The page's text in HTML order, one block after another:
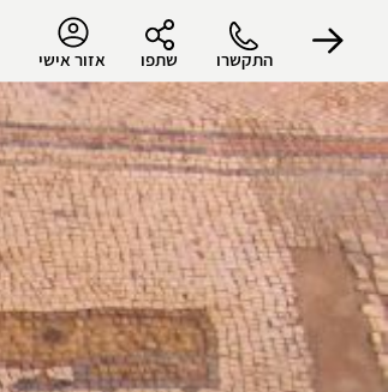
התקשרו שתפו אזור אישי